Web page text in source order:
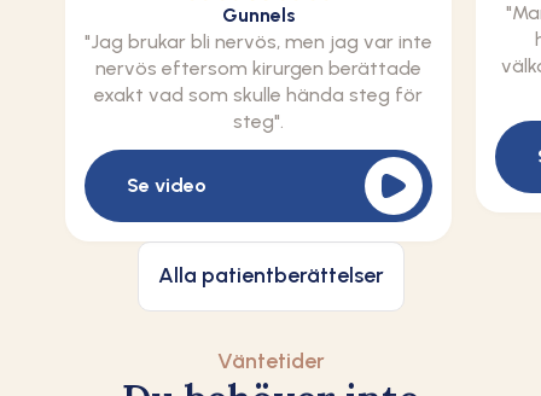
Gunnels
"Jag brukar bli nervös, men jag var inte
nervös eftersom kirurgen berättade
exakt vad som skulle hända steg för
steg".
Se video
Alla patientberättelser
Väntetider